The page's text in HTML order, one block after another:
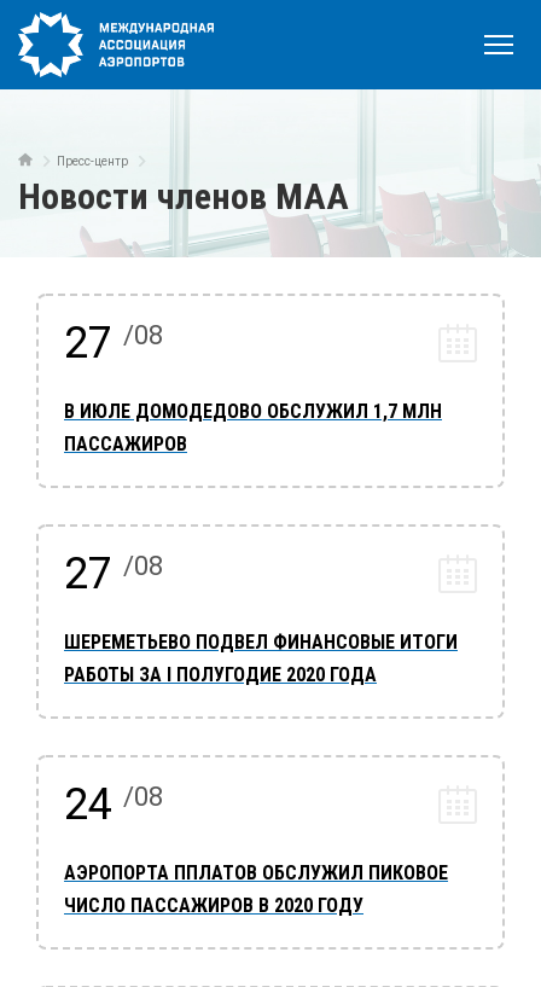
Пресс-центр
Новости членов МАА
27 /08
В ИЮЛЕ ДОМОДЕДОВО ОБСЛУЖИЛ 1,7 МЛН
ПАССАЖИРОВ
27 /08
ШЕРЕМЕТЬЕВО ПОДВЕЛ ФИНАНСОВЫЕ ИТОГИ
РАБОТЫ ЗА I ПОЛУГОДИЕ 2020 ГОДА
24 /08
АЭРОПОРТА ППЛАТОВ ОБСЛУЖИЛ ПИКОВОЕ
ЧИСЛО ПАССАЖИРОВ В 2020 ГОДУ